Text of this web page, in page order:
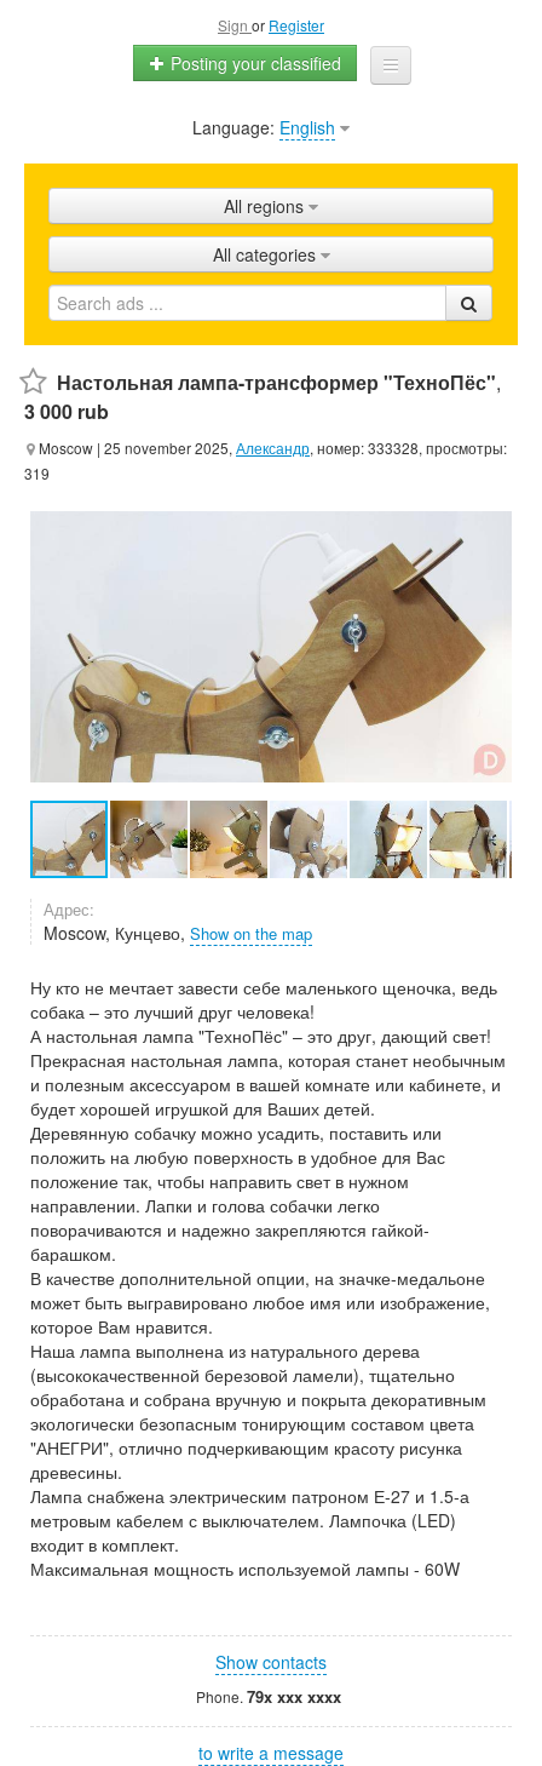
Sign or Register
Posting your classified
Home
Shops
Promotion
FAQ
Blog
Language: English
All regions
All categories
Настольная лампа-трансформер "ТехноПёс",
3 000 rub
Moscow | 25 november 2025, Александр, номер: 333328, просмотры:
319
Адрес:
Moscow, Кунцево, Show on the map
Ну кто не мечтает завести себе маленького щеночка, ведь
собака – это лучший друг человека!
А настольная лампа "ТехноПёс" – это друг, дающий свет!
Прекрасная настольная лампа, которая станет необычным
и полезным аксессуаром в вашей комнате или кабинете, и
будет хорошей игрушкой для Ваших детей.
Деревянную собачку можно усадить, поставить или
положить на любую поверхность в удобное для Вас
положение так, чтобы направить свет в нужном
направлении. Лапки и голова собачки легко
поворачиваются и надежно закрепляются гайкой-
барашком.
В качестве дополнительной опции, на значке-медальоне
может быть выгравировано любое имя или изображение,
которое Вам нравится.
Наша лампа выполнена из натурального дерева
(высококачественной березовой ламели), тщательно
обработана и собрана вручную и покрыта декоративным
экологически безопасным тонирующим составом цвета
"АНЕГРИ", отлично подчеркивающим красоту рисунка
древесины.
Лампа снабжена электрическим патроном Е-27 и 1.5-а
метровым кабелем с выключателем. Лампочка (LED)
входит в комплект.
Максимальная мощность используемой лампы - 60W
Show contacts
Phone. 79x xxx xxxx
to write a message